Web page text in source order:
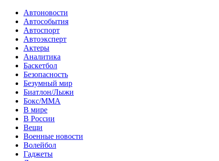
Автоновости
Автособытия
Автоспорт
Автоэксперт
Актеры
Аналитика
Баскетбол
Безопасность
Безумный мир
Биатлон/Лыжи
Бокс/MMA
В мире
В России
Вещи
Военные новости
Волейбол
Гаджеты